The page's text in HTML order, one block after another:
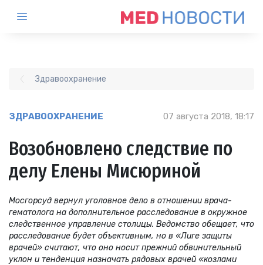
Здравоохранение
ЗДРАВООХРАНЕНИЕ 07 августа 2018, 18:17
Возобновлено следствие по
делу Елены Мисюриной
Мосгорсуд вернул уголовное дело в отношении врача-
гематолога на дополнительное расследование в окружное
следственное управление столицы. Ведомство обещает, что
расследование будет объективным, но в «Лиге защиты
врачей» считают, что оно носит прежний обвинительный
уклон и тенденция назначать рядовых врачей «козлами